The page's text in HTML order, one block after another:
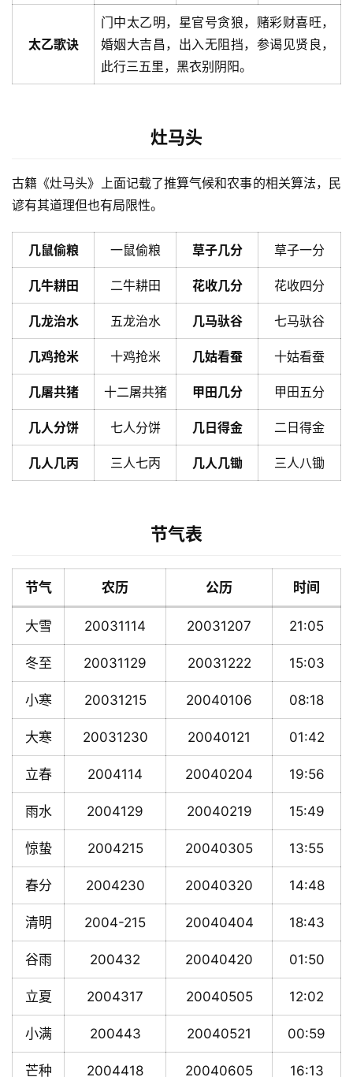
太乙歌诀
门中太乙明，星官号贪狼，赌彩财喜旺，
婚姻大吉昌，出入无阻挡，参谒见贤良，
此行三五里，黑衣别阴阳。
灶马头
古籍《灶马头》上面记载了推算气候和农事的相关算法，民
谚有其道理但也有局限性。
几鼠偷粮 一鼠偷粮 草子几分 草子一分
几牛耕田 二牛耕田 花收几分 花收四分
几龙治水 五龙治水 几马驮谷 七马驮谷
几鸡抢米 十鸡抢米 几姑看蚕 十姑看蚕
几屠共猪 十二屠共猪 甲田几分 甲田五分
几人分饼 七人分饼 几日得金 二日得金
几人几丙 三人七丙 几人几锄 三人八锄
节气表
节气 农历 公历 时间
大雪 20031114 20031207 21:05
冬至 20031129 20031222 15:03
小寒 20031215 20040106 08:18
大寒 20031230 20040121 01:42
立春 2004114 20040204 19:56
雨水 2004129 20040219 15:49
惊蛰 2004215 20040305 13:55
春分 2004230 20040320 14:48
清明 2004-215 20040404 18:43
谷雨 200432 20040420 01:50
立夏 2004317 20040505 12:02
小满 200443 20040521 00:59
芒种 2004418 20040605 16:13